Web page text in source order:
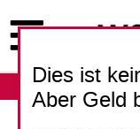
zum
Inhalt
Dies ist
Aber Geld